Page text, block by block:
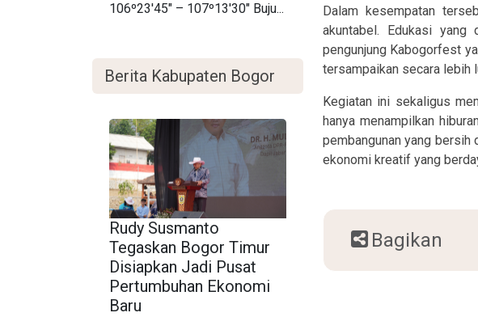
106º23'45" – 107º13'30" Buju...
Berita Kabupaten Bogor
Rudy Susmanto
Tegaskan Bogor Timur
Disiapkan Jadi Pusat
Pertumbuhan Ekonomi
Baru
Dalam kesempatan
akuntabel. Edukasi
pengunjung Kabogorfest
tersampaikan secara lebih
Kegiatan ini sekaligus
hanya menampilkan
pembangunan yang bersih
ekonomi kreatif yang
Bagikan